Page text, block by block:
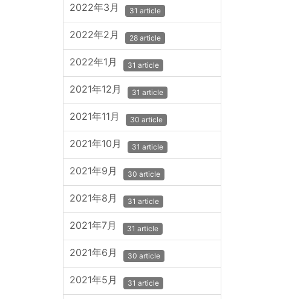
2022年3月 31 article
2022年2月 28 article
2022年1月 31 article
2021年12月 31 article
2021年11月 30 article
2021年10月 31 article
2021年9月 30 article
2021年8月 31 article
2021年7月 31 article
2021年6月 30 article
2021年5月 31 article